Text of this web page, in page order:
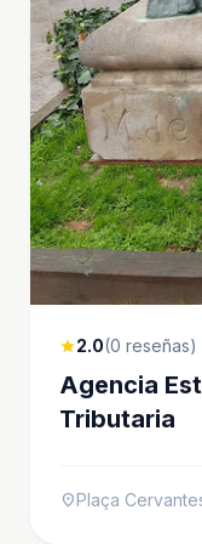
star2.0(0 reseñas)
Agencia
Tributaria
location_onPlaça